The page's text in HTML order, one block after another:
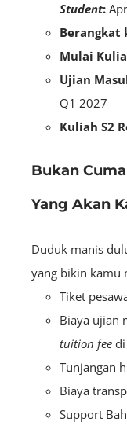
Student:
Berangkat
Mulai
Ujian
Q1 2027
Kuliah S2
Bukan
Yang Akan
Duduk manis
yang bikin kamu
Tiket
Biaya ujian
tuition fee di
Tunjangan
Biaya
Support